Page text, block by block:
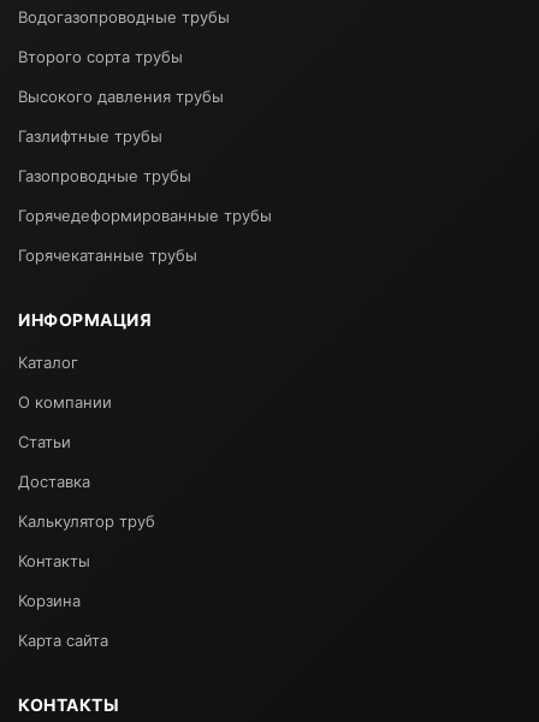
Водогазопроводные трубы
Второго сорта трубы
Высокого давления трубы
Газлифтные трубы
Газопроводные трубы
Горячедеформированные трубы
Горячекатанные трубы
ИНФОРМАЦИЯ
Каталог
О компании
Статьи
Доставка
Калькулятор труб
Контакты
Корзина
Карта сайта
КОНТАКТЫ